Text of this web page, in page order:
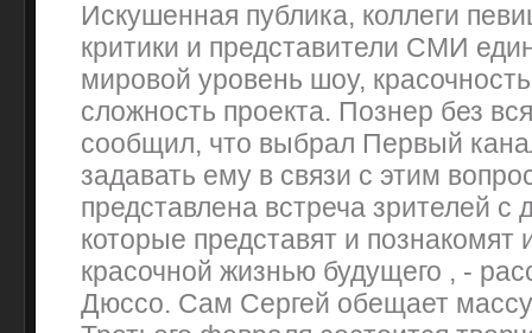
Искушенная публика, коллеги
критики и представители СМИ
мировой уровень шоу,
сложность проекта. Познер без
сообщил, что выбрал Первый
задавать ему в связи с этим
представлена встреча зрителей с
которые представят и познакомят
красочной жизнью будущего , -
Дюссо. Сам Сергей обещает